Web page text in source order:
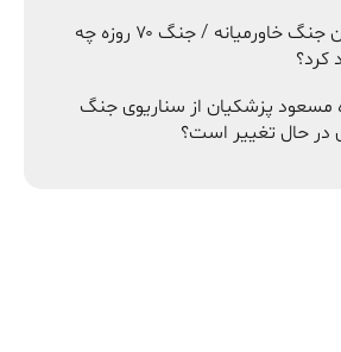
برندگان پنهان جنگ خاورمیانه / جنگ ۷۰ روزه چه
کرد؟
مسعود پزشکیان از سناریوی جنگ
در حال تغییر است؟